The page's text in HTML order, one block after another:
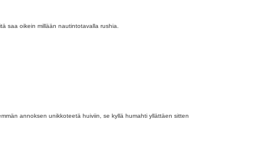
saa oikein millään nautintotavalla rushia.
annoksen unikkoteetä huiviin, se kyllä humahti yllättäen sitten